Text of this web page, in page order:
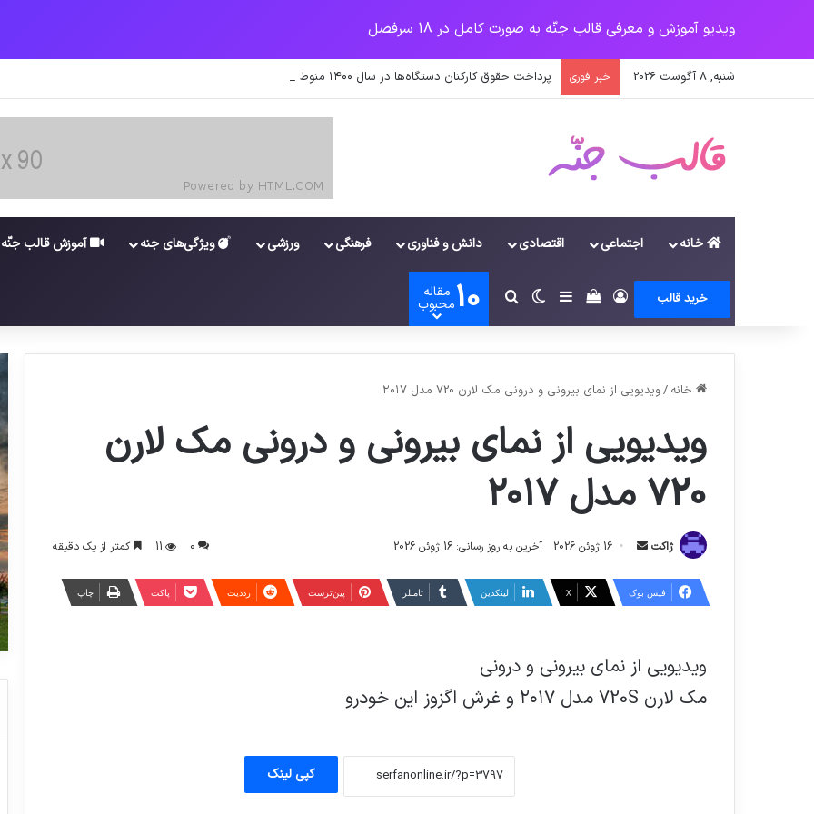
ویدیو آموزش و معرفی قالب جنّه به صورت کامل در 18 سرفصل
شنبه, 8 آگوست 2026 خبر فوری پرداخت حقوق کارکنان دستگاه‌ها در سال ۱۴۰۰ منوط به ثبت اطلاعات کارکنان در سامانه شد
خانه اجتماعی اقتصادی دانش و فناوری فرهنگی ورزشی ویژگی‌های جنه آموزش قالب جنّه
خرید قالب وروددیدن سبد خرید
سایدبارتغییر پوسته
جستجو برای
10 مقاله
محبوب
خانه /ویدیویی از نمای بیرونی و درونی مک لارن 720 مدل ۲۰۱۷
ویدیویی از نمای بیرونی و درونی مک لارن
720 مدل ۲۰۱۷
ژاکت
ارسال 16 ژوئن 2026 آخرین به روز رسانی: 16 ژوئن 2026 0
11 کمتر از یک دقیقه
فیس بوک X لینکدین ‫تامبلر ‫پین‌ترست ‫رددیت پاکت چاپ
ویدیویی از نمای بیرونی و درونی
مک لارن 720S مدل ۲۰۱۷ و غرش اگزوز این خودرو
کپی لینک